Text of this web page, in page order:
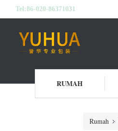
Tel:86-020-86371031
RUMAH
Rumah